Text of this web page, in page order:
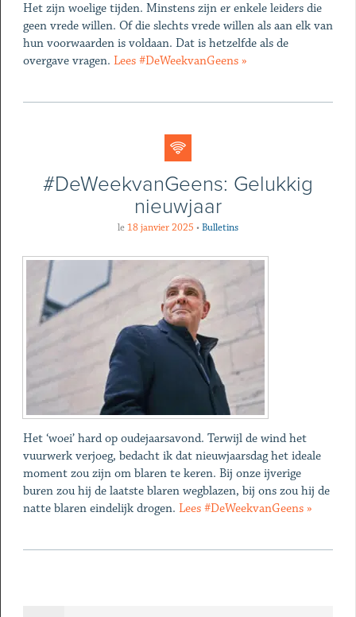
Het zijn woelige tijden. Minstens zijn er enkele leiders die
geen vrede willen. Of die slechts vrede willen als aan elk van
hun voorwaarden is voldaan. Dat is hetzelfde als de
overgave vragen. Lees #DeWeekvanGeens »
#DeWeekvanGeens: Gelukkig
nieuwjaar
le18 janvier 2025 •Bulletins
Het ‘woei’ hard op oudejaarsavond. Terwijl de wind het
vuurwerk verjoeg, bedacht ik dat nieuwjaarsdag het ideale
moment zou zijn om blaren te keren. Bij onze ijverige
buren zou hij de laatste blaren wegblazen, bij ons zou hij de
natte blaren eindelijk drogen. Lees #DeWeekvanGeens »